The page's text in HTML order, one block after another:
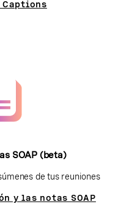
SOAP (beta)
de tus reuniones
y las notas SOAP